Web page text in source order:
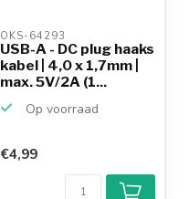
OKS-64293
USB-A - DC plug haaks
kabel | 4,0 x 1,7mm |
max. 5V/2A (1...
Op voorraad
€4,99